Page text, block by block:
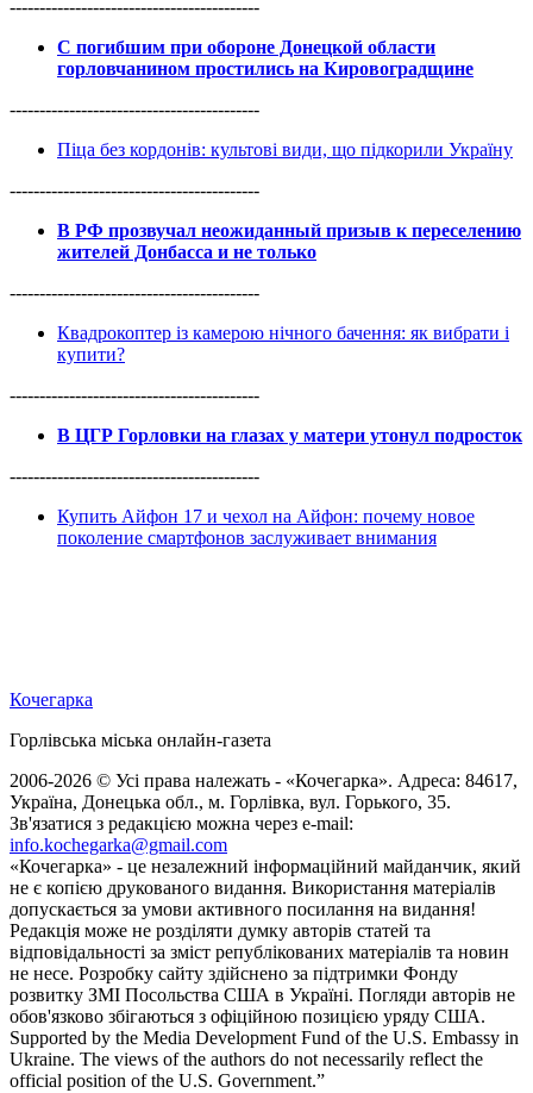
------------------------------------------
С погибшим при обороне Донецкой области
горловчанином простились на Кировоградщине
------------------------------------------
Піца без кордонів: культові види, що підкорили Україну
------------------------------------------
В РФ прозвучал неожиданный призыв к переселению
жителей Донбасса и не только
------------------------------------------
Квадрокоптер із камерою нічного бачення: як вибрати і
купити?
------------------------------------------
В ЦГР Горловки на глазах у матери утонул подросток
------------------------------------------
Купить Айфон 17 и чехол на Айфон: почему новое
поколение смартфонов заслуживает внимания
Кочегарка
Горлівська міська онлайн-газета
2006-2026 © Усі права належать - «Кочегарка». Адреса: 84617,
Україна, Донецька обл., м. Горлівка, вул. Горького, 35.
Зв'язатися з редакцією можна через e-mail:
info.kochegarka@gmail.com
«Кочегарка» - це незалежний інформаційний майданчик, який
не є копією друкованого видання. Використання матеріалів
допускається за умови активного посилання на видання!
Редакція може не розділяти думку авторів статей та
відповідальності за зміст републікованих матеріалів та новин
не несе. Розробку сайту здійснено за підтримки Фонду
розвитку ЗМІ Посольства США в Україні. Погляди авторів не
обов'язково збігаються з офіційною позицією уряду США.
Supported by the Media Development Fund of the U.S. Embassy in
Ukraine. The views of the authors do not necessarily reflect the
official position of the U.S. Government.”